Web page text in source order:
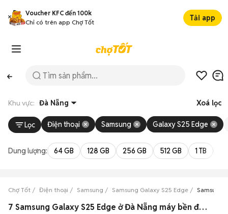
Voucher KFC đến 100k
Chỉ có trên app Chợ Tốt
Tải app
Khu vực: Đà Nẵng Xoá lọc
Lọc Điện thoại Samsung Galaxy S25 Edge
Dung lượng: 64 GB 128 GB 256 GB 512 GB 1 TB
Chợ Tốt Điện thoại Samsung Samsung Galaxy S25 Edge Samsung
7 Samsung Galaxy S25 Edge ở Đà Nẵng máy bền đẹp đang bán 08/2026